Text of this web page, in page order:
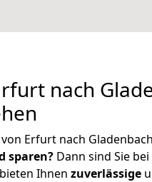
nach
Erfurt nach
sparen? Dann sind Sie
Ihnen zuverlässige